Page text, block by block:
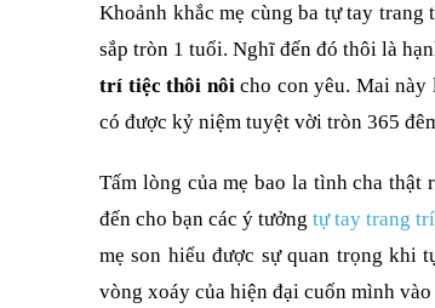
Khoảnh khắc mẹ cùng ba tự tay
sắp tròn 1 tuổi. Nghĩ đến đó thôi là
trí tiệc thôi nôicho con yêu. Mai này
có được kỷ niệm tuyệt vời tròn 365
Tấm lòng của mẹ bao la tình cha
đến cho bạn các ý tưởngtự tay trang
mẹ son hiểu được sự quan trọng khi
vòng xoáy của hiện đại cuốn mình